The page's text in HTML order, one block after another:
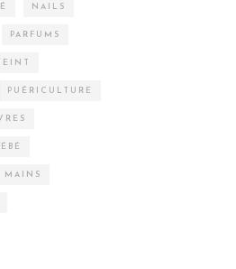
NAILS
PARFUMS
PUÉRICULTURE
MAINS